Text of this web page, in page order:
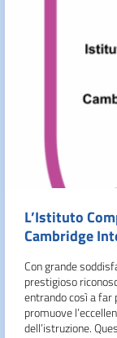
L’Istituto
Cambridge
Con grande
prestigioso
entrando così a far
promuove
dell’istruzione.